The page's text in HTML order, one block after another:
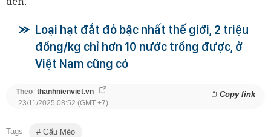
Loại hạt đắt đỏ bậc nhất thế giới, 2 triệu
đồng/kg chỉ hơn 10 nước trồng được, ở
Việt Nam cũng có
Theo thanhnienviet.vn Copy link
23/11/2025 08:52 (GMT +7)
Tags Gấu Mèo